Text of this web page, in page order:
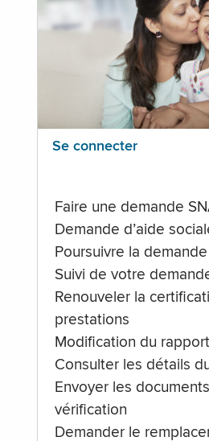
Se connecter
Faire une demande
Demande d’aide
Poursuivre la demande
Suivi de votre
Renouveler la
prestations
Modification du rapport
Consulter les détails
Envoyer les
vérification
Demander le